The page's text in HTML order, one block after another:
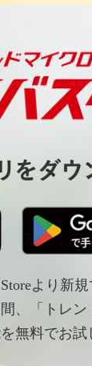
より新
、「トレ
無料でお試